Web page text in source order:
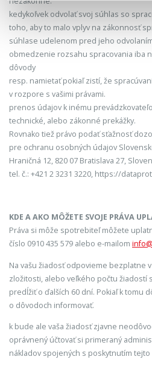
kedykoľvek odvolať svoj súhlas so
toho, aby to malo vplyv na zákonnosť
súhlase udelenom pred jeho
obmedzenie rozsahu spracovania iba
dôvody
resp. namietať pokiaľ zistí, že
v rozpore s vašimi právami.
prenos údajov k inému
technické, alebo zákonné prekážky.
Rovnako tiež právo podať sťažnosť
pre ochranu osobných údajov
Hraničná 12, 820 07 Bratislava 27,
tel. č.: +421 2 3231 3220, https://
KDE A AKO MÔŽETE SVOJE PRÁVA
Práva si môže spotrebiteľ môžete
číslo 0910 435 579 alebo e-mailom
Na vašu žiadosť odpovieme bezplatne
zložitosti, alebo veľkého počtu žiadostí
predĺžiť o ďalších 60 dní. Pokiaľ k tomu
o dôvodoch informovať.
k bude ale vaša žiadosť zjavne
oprávnený účtovať si primeraný
nákladov spojených s poskytnutím tejto